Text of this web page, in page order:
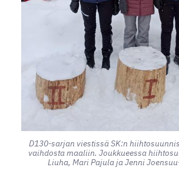
D130-sarjan viestissä SK:n
vaihdosta maaliin. Joukkueessa
Liuha, Mari Pajula ja Jenni